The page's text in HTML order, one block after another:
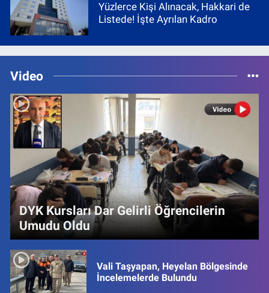
Yüzlerce Kişi Alınacak, Hakkari de
Listede! İşte Ayrılan Kadro
Video
DYK Kursları Dar Gelirli Öğrencilerin
Umudu Oldu
Vali Taşyapan, Heyelan Bölgesinde
İncelemelerde Bulundu